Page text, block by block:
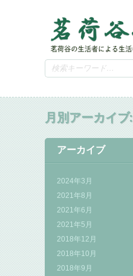
月別アーカイブ:
アーカイブ
2024年3月
2021年8月
2021年6月
2021年5月
2018年12月
2018年10月
2018年9月